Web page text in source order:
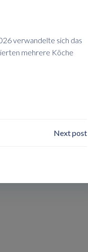
verwandelte sich das
mehrere Köche
Next post